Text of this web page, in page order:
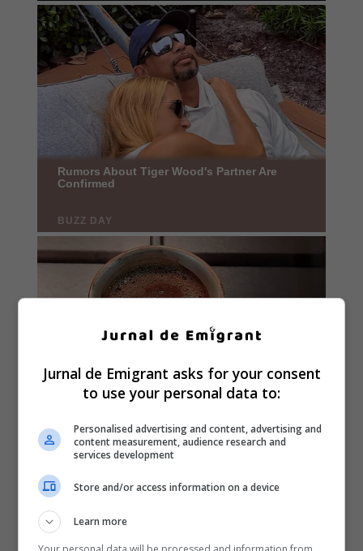
Jurnal de Emigrant asks for your consent
to use your personal data to:
Personalised advertising and content, advertising and
content measurement, audience research and
services development
Store and/or access information on a device
Learn more